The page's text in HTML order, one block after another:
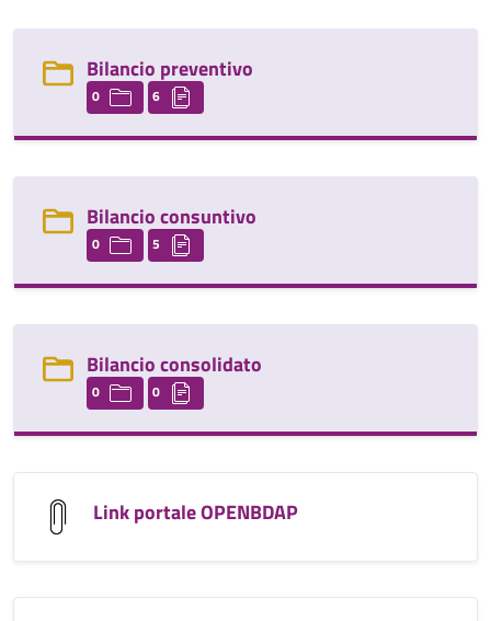
Bilancio preventivo
0 6
Bilancio consuntivo
0 5
Bilancio consolidato
0 0
Link portale OPENBDAP